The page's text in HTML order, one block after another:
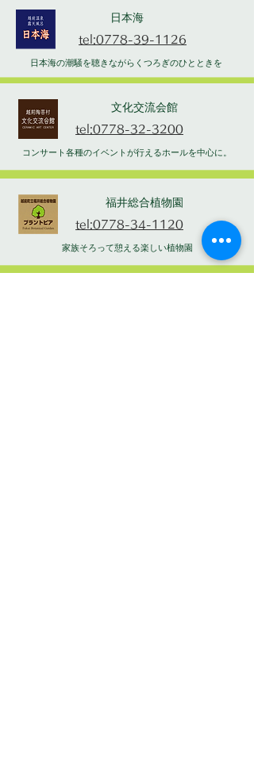
日本海
tel:0778-39-1126
日本海の潮騒を聴きながらくつろぎのひとときを
文化交流会館
tel:0778-32-3200
コンサート各種のイベントが行えるホールを中心に。
福井総合植物園
tel:0778-34-1120
家族そろって憩える楽しい植物園